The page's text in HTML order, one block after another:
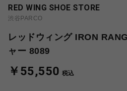
RED WING SHOE STORE
渋谷PARCO
レッドウィング IRON
ャー 8089
￥55,550 税込